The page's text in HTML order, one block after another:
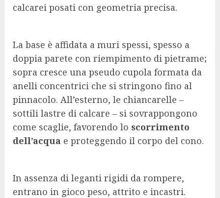
calcarei posati con geometria precisa.
La base è affidata a muri spessi, spesso a
doppia parete con riempimento di pietrame;
sopra cresce una pseudo cupola formata da
anelli concentrici che si stringono fino al
pinnacolo. All’esterno, le chiancarelle –
sottili lastre di calcare – si sovrappongono
come scaglie, favorendo lo scorrimento
dell’acqua e proteggendo il corpo del cono.
In assenza di leganti rigidi da rompere,
entrano in gioco peso, attrito e incastri.